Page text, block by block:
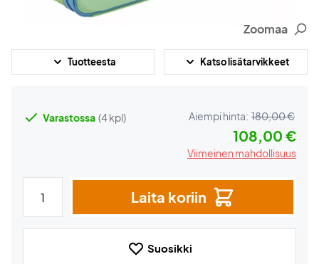
Zoomaa
Tuotteesta Katso lisätarvikkeet
Varastossa (4 kpl) Aiempi hinta: 180,00 €
108,00 €
Viimeinen mahdollisuus
Laita koriin
Suosikki